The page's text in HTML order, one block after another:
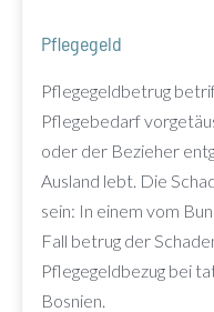
Pflegegeld
Pflegegeldbetrug
Pflegebedarf
oder der Bezieher
Ausland lebt. Die
sein: In einem vom
Fall betrug der
Pflegegeldbezug bei
Bosnien.